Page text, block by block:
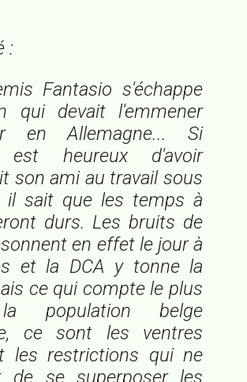
:
Fantasio s'échappe
qui devait l'emmener
en Allemagne... Si
est heureux d'avoir
son ami au travail sous
il sait que les temps à
durs. Les bruits de
en effet le jour à
et la DCA y tonne la
ce qui compte le plus
population belge
ce sont les ventres
les restrictions qui ne
de se superposer les